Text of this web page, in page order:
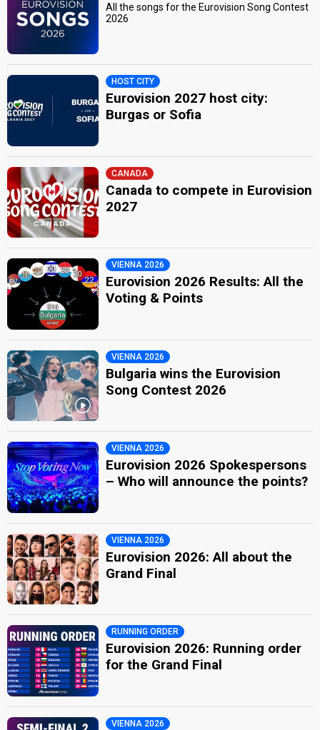
All the songs for the Eurovision Song Contest
2026
HOST CITY
Eurovision 2027 host city:
Burgas or Sofia
CANADA
Canada to compete in Eurovision
2027
VIENNA 2026
Eurovision 2026 Results: All the
Voting & Points
VIENNA 2026
Bulgaria wins the Eurovision
Song Contest 2026
VIENNA 2026
Eurovision 2026 Spokespersons
– Who will announce the points?
VIENNA 2026
Eurovision 2026: All about the
Grand Final
RUNNING ORDER
Eurovision 2026: Running order
for the Grand Final
VIENNA 2026